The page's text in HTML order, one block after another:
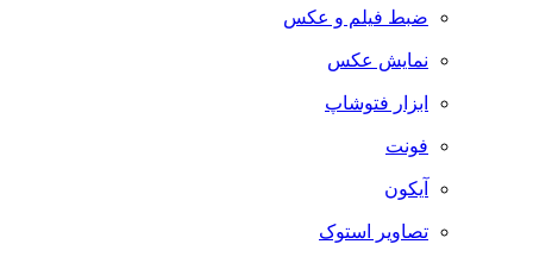
ضبط فيلم و عكس
نمایش عکس
ابزار فتوشاپ
فونت
آیکون
تصاویر استوک